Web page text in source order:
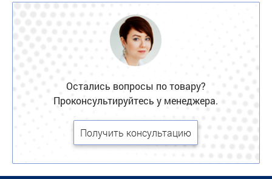
Остались вопросы по товару?
Проконсультируйтесь у менеджера.
Получить консультацию